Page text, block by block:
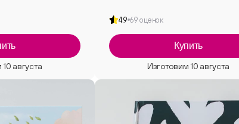
4.9 69 оценок
Купить